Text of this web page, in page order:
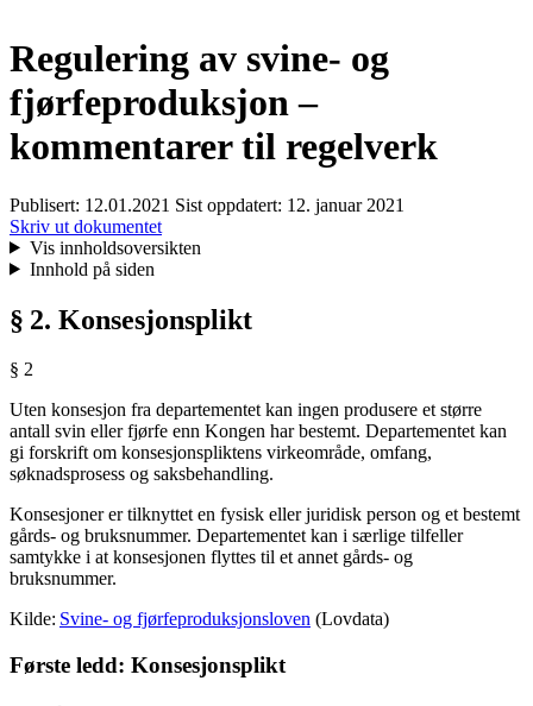
Regulering av svine- og
fjørfeproduksjon –
kommentarer til regelverk
Publisert: 12.01.2021 Sist oppdatert: 12. januar 2021
Skriv ut dokumentet
Vis innholdsoversikten
Innhold på siden
§ 2. Konsesjonsplikt
§ 2
Uten konsesjon fra departementet kan ingen produsere et større
antall svin eller fjørfe enn Kongen har bestemt. Departementet kan
gi forskrift om konsesjonspliktens virkeområde, omfang,
søknadsprosess og saksbehandling.
Konsesjoner er tilknyttet en fysisk eller juridisk person og et bestemt
gårds- og bruksnummer. Departementet kan i særlige tilfeller
samtykke i at konsesjonen flyttes til et annet gårds- og
bruksnummer.
Kilde: Svine- og fjørfeproduksjonsloven (Lovdata)
Første ledd: Konsesjonsplikt